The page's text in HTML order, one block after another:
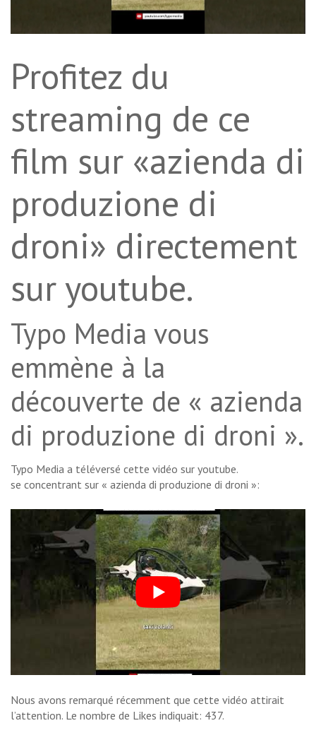
Profitez du
streaming de ce
film sur «azienda di
produzione di
droni» directement
sur youtube.
Typo Media vous
emmène à la
découverte de « azienda
di produzione di droni ».
Typo Media a téléversé cette vidéo sur youtube.
se concentrant sur « azienda di produzione di droni »:
Nous avons remarqué récemment que cette vidéo attirait
l’attention. Le nombre de Likes indiquait: 437.